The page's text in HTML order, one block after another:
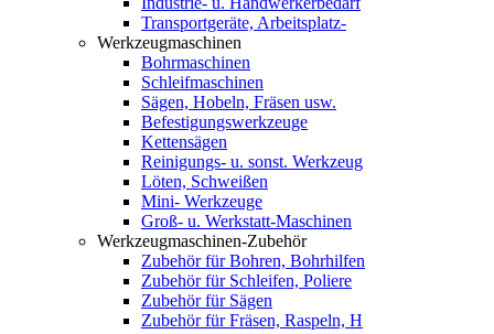
Transportgeräte, Arbeitsplatz-
Werkzeugmaschinen
Bohrmaschinen
Schleifmaschinen
Sägen, Hobeln, Fräsen usw.
Befestigungswerkzeuge
Kettensägen
Reinigungs- u. sonst. Werkzeug
Löten, Schweißen
Mini- Werkzeuge
Groß- u. Werkstatt-Maschinen
Werkzeugmaschinen-Zubehör
Zubehör für Bohren, Bohrhilfen
Zubehör für Schleifen, Poliere
Zubehör für Sägen
Zubehör für Fräsen, Raspeln, H